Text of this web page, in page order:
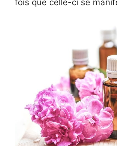
fois que celle-ci se